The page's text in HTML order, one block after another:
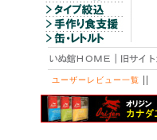
ユーザーレビュー一覧 ||